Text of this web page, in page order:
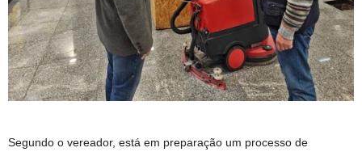
Segundo o vereador, está em preparação um processo de